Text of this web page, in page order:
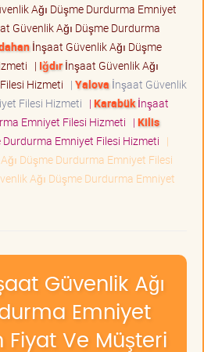
Ağı Düşme Durdurma Emniyet
Güvenlik Ağı Düşme Durdurma
İnşaat Güvenlik Ağı Düşme
| Iğdırİnşaat Güvenlik Ağı
Hizmeti | Yalova İnşaat Güvenlik
Filesi Hizmeti | Karabükİnşaat
Emniyet Filesi Hizmeti | Kilis
Emniyet Filesi Hizmeti |
Düşme Durdurma Emniyet Filesi
Ağı Düşme Durdurma Emniyet
Güvenlik Ağı
Emniyet
Fiyat Ve Müşteri